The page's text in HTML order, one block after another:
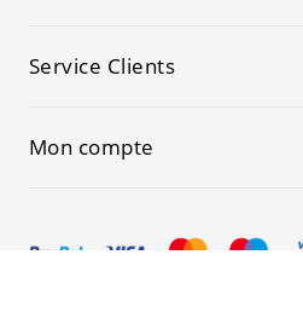
Service Clients
Mon compte